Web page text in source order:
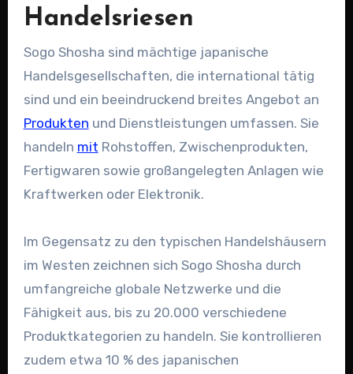
Handelsriesen
Sogo Shosha sind mächtige japanische
Handelsgesellschaften, die international tätig
sind und ein beeindruckend breites Angebot an
Produkten und Dienstleistungen umfassen. Sie
handeln mit Rohstoffen, Zwischenprodukten,
Fertigwaren sowie großangelegten Anlagen wie
Kraftwerken oder Elektronik.
Im Gegensatz zu den typischen Handelshäusern
im Westen zeichnen sich Sogo Shosha durch
umfangreiche globale Netzwerke und die
Fähigkeit aus, bis zu 20.000 verschiedene
Produktkategorien zu handeln. Sie kontrollieren
zudem etwa 10 % des japanischen